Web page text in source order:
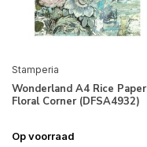
Stamperia
Wonderland A4 Rice Paper
Floral Corner (DFSA4932)
Op voorraad